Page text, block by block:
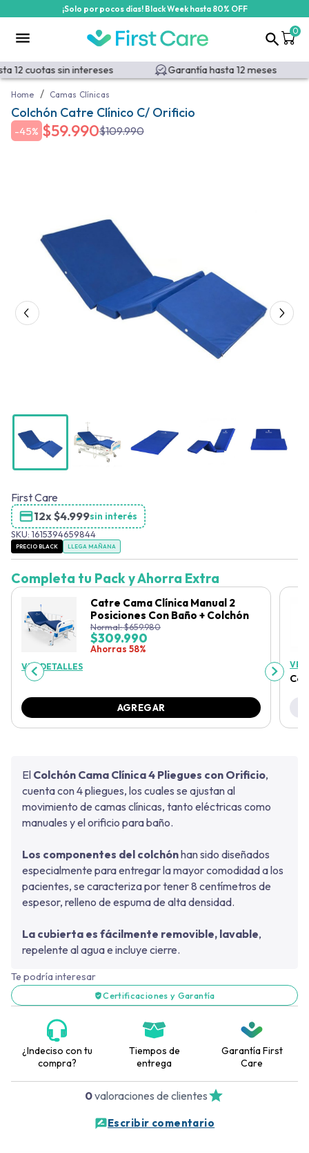
¡Solo por pocos días! Black Week hasta 80% OFF
0
12 cuotas sin intereses Garantía hasta 12 meses
Home / Camas Clínicas
Colchón Catre Clínico C/ Orificio
-45% $59.990$109.990
First Care
PRECIO BLACK LLEGA MAÑANA
12x$4.999sin interés
SKU: 1615394659844
El Colchón Cama Clínica 4 Pliegues con Orificio,
cuenta con 4 pliegues, los cuales se ajustan al
movimiento de camas clínicas, tanto eléctricas como
manuales y el orificio para baño.
Los componentes del colchónhan sido diseñados
especialmente para entregar la mayor comodidad a los
pacientes, se caracteriza por tener 8 centímetros de
espesor, relleno de espuma de alta densidad.
La cubierta es fácilmente removible, lavable,
repelente al agua e incluye cierre.
Completa tu Pack y Ahorra Extra
Catre Cama Clínica Manual 2
Posiciones Con Baño + Colchón
Normal:$659.980
$309.990
Ahorras 58%
VER DETALLES
AGREGAR
VER
Te podría interesar
Certificaciones y Garantía
¿Indeciso con tu
compra?
Tiempos de
entrega
Garantía First
Care
0valoraciones de clientes
Escribir comentario